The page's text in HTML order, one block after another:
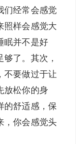
们经常会感觉
照样会感觉大
眠并不是好
了。其次，
不要做过于让
放松你的身
的舒适感，保
，你会感觉头